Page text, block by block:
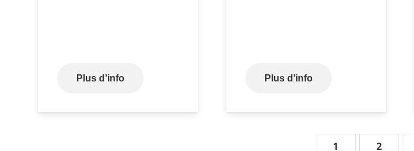
Plus d’info Plus d’info
1 2